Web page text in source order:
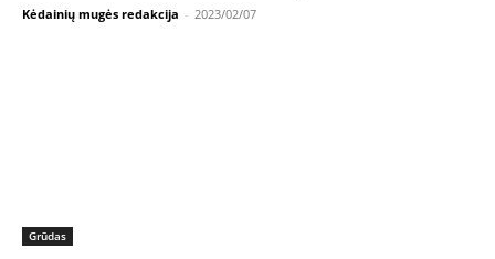
Kėdainių mugės redakcija - 2023/02/07
Grūdas